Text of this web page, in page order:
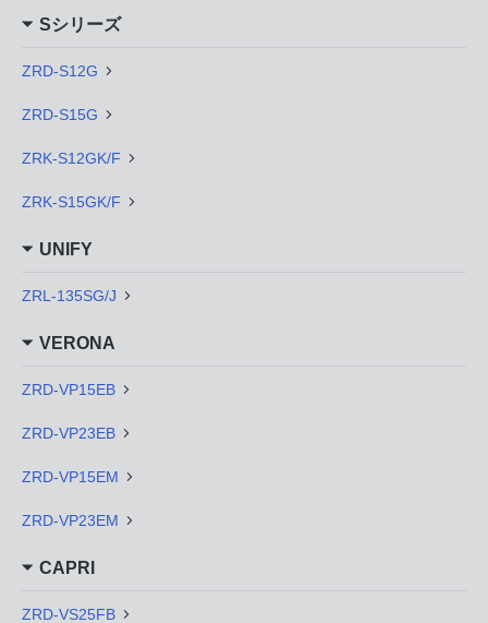
Sシリーズ
ZRD-S12G
ZRD-S15G
ZRK-S12GK/F
ZRK-S15GK/F
UNIFY
ZRL-135SG/J
VERONA
ZRD-VP15EB
ZRD-VP23EB
ZRD-VP15EM
ZRD-VP23EM
CAPRI
ZRD-VS25FB